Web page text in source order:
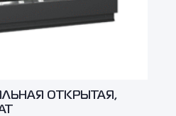
ОТКРЫТАЯ,